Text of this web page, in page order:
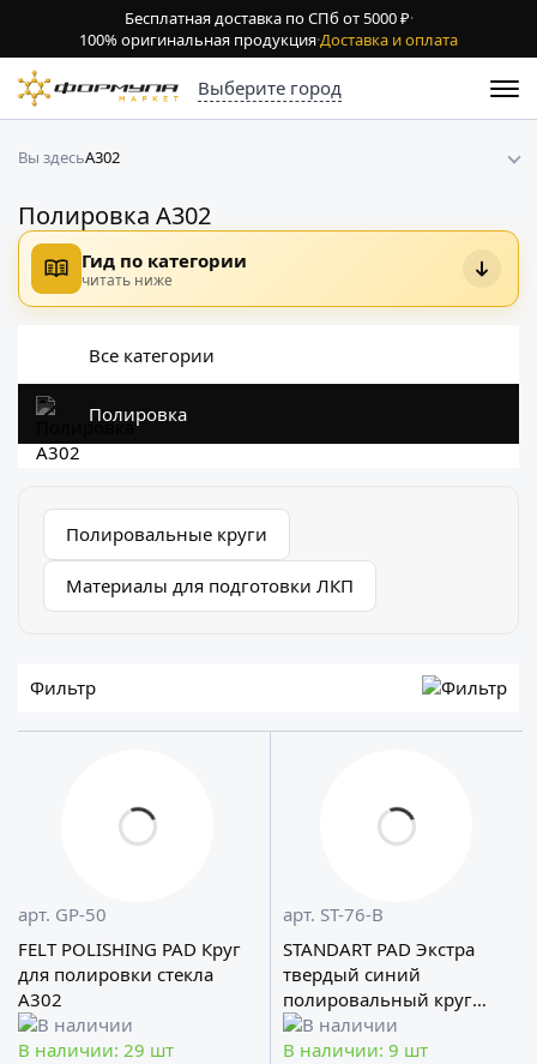
Бесплатная доставка по СПб от 5000 ₽·
100% оригинальная продукция·Доставка и оплата
Выберите город
Вы здесьA302
Полировка A302
Гид по категории
читать ниже
Все категории
Полировка
Полировальные круги
Материалы для подготовки ЛКП
Фильтр
арт. GP-50
FELT POLISHING PAD Круг
для полировки стекла
A302
В наличии: 29 шт
арт. ST-76-B
STANDART PAD Экстра
твердый синий
полировальный круг
А302
В наличии: 9 шт